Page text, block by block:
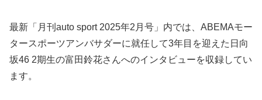
最新「月刊auto sport 2025年2月号」内では、ABEMAモー
タースポーツアンバサダーに就任して3年目を迎えた日向
坂46 2期生の富田鈴花さんへのインタビューを収録してい
ます。